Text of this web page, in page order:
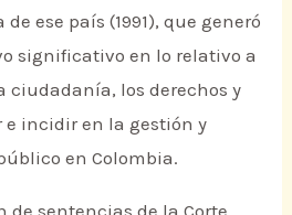
ese país (1991), que generó
significativo en lo relativo a
ciudadanía, los derechos y
e incidir en la gestión y
en Colombia.